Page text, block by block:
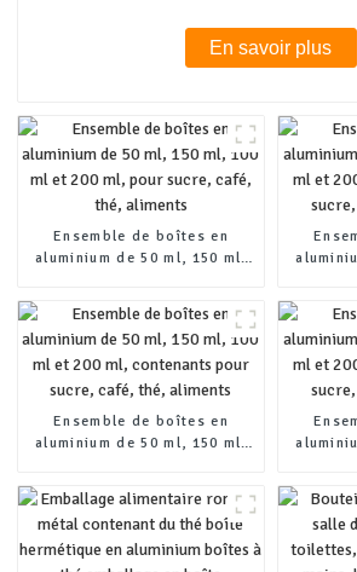
En savoir plus
Ensemble de boîtes en
aluminium de 50 ml, 150 ml,
Ensemble de boîtes en
aluminium de 50 ml, 150 ml,
aliments